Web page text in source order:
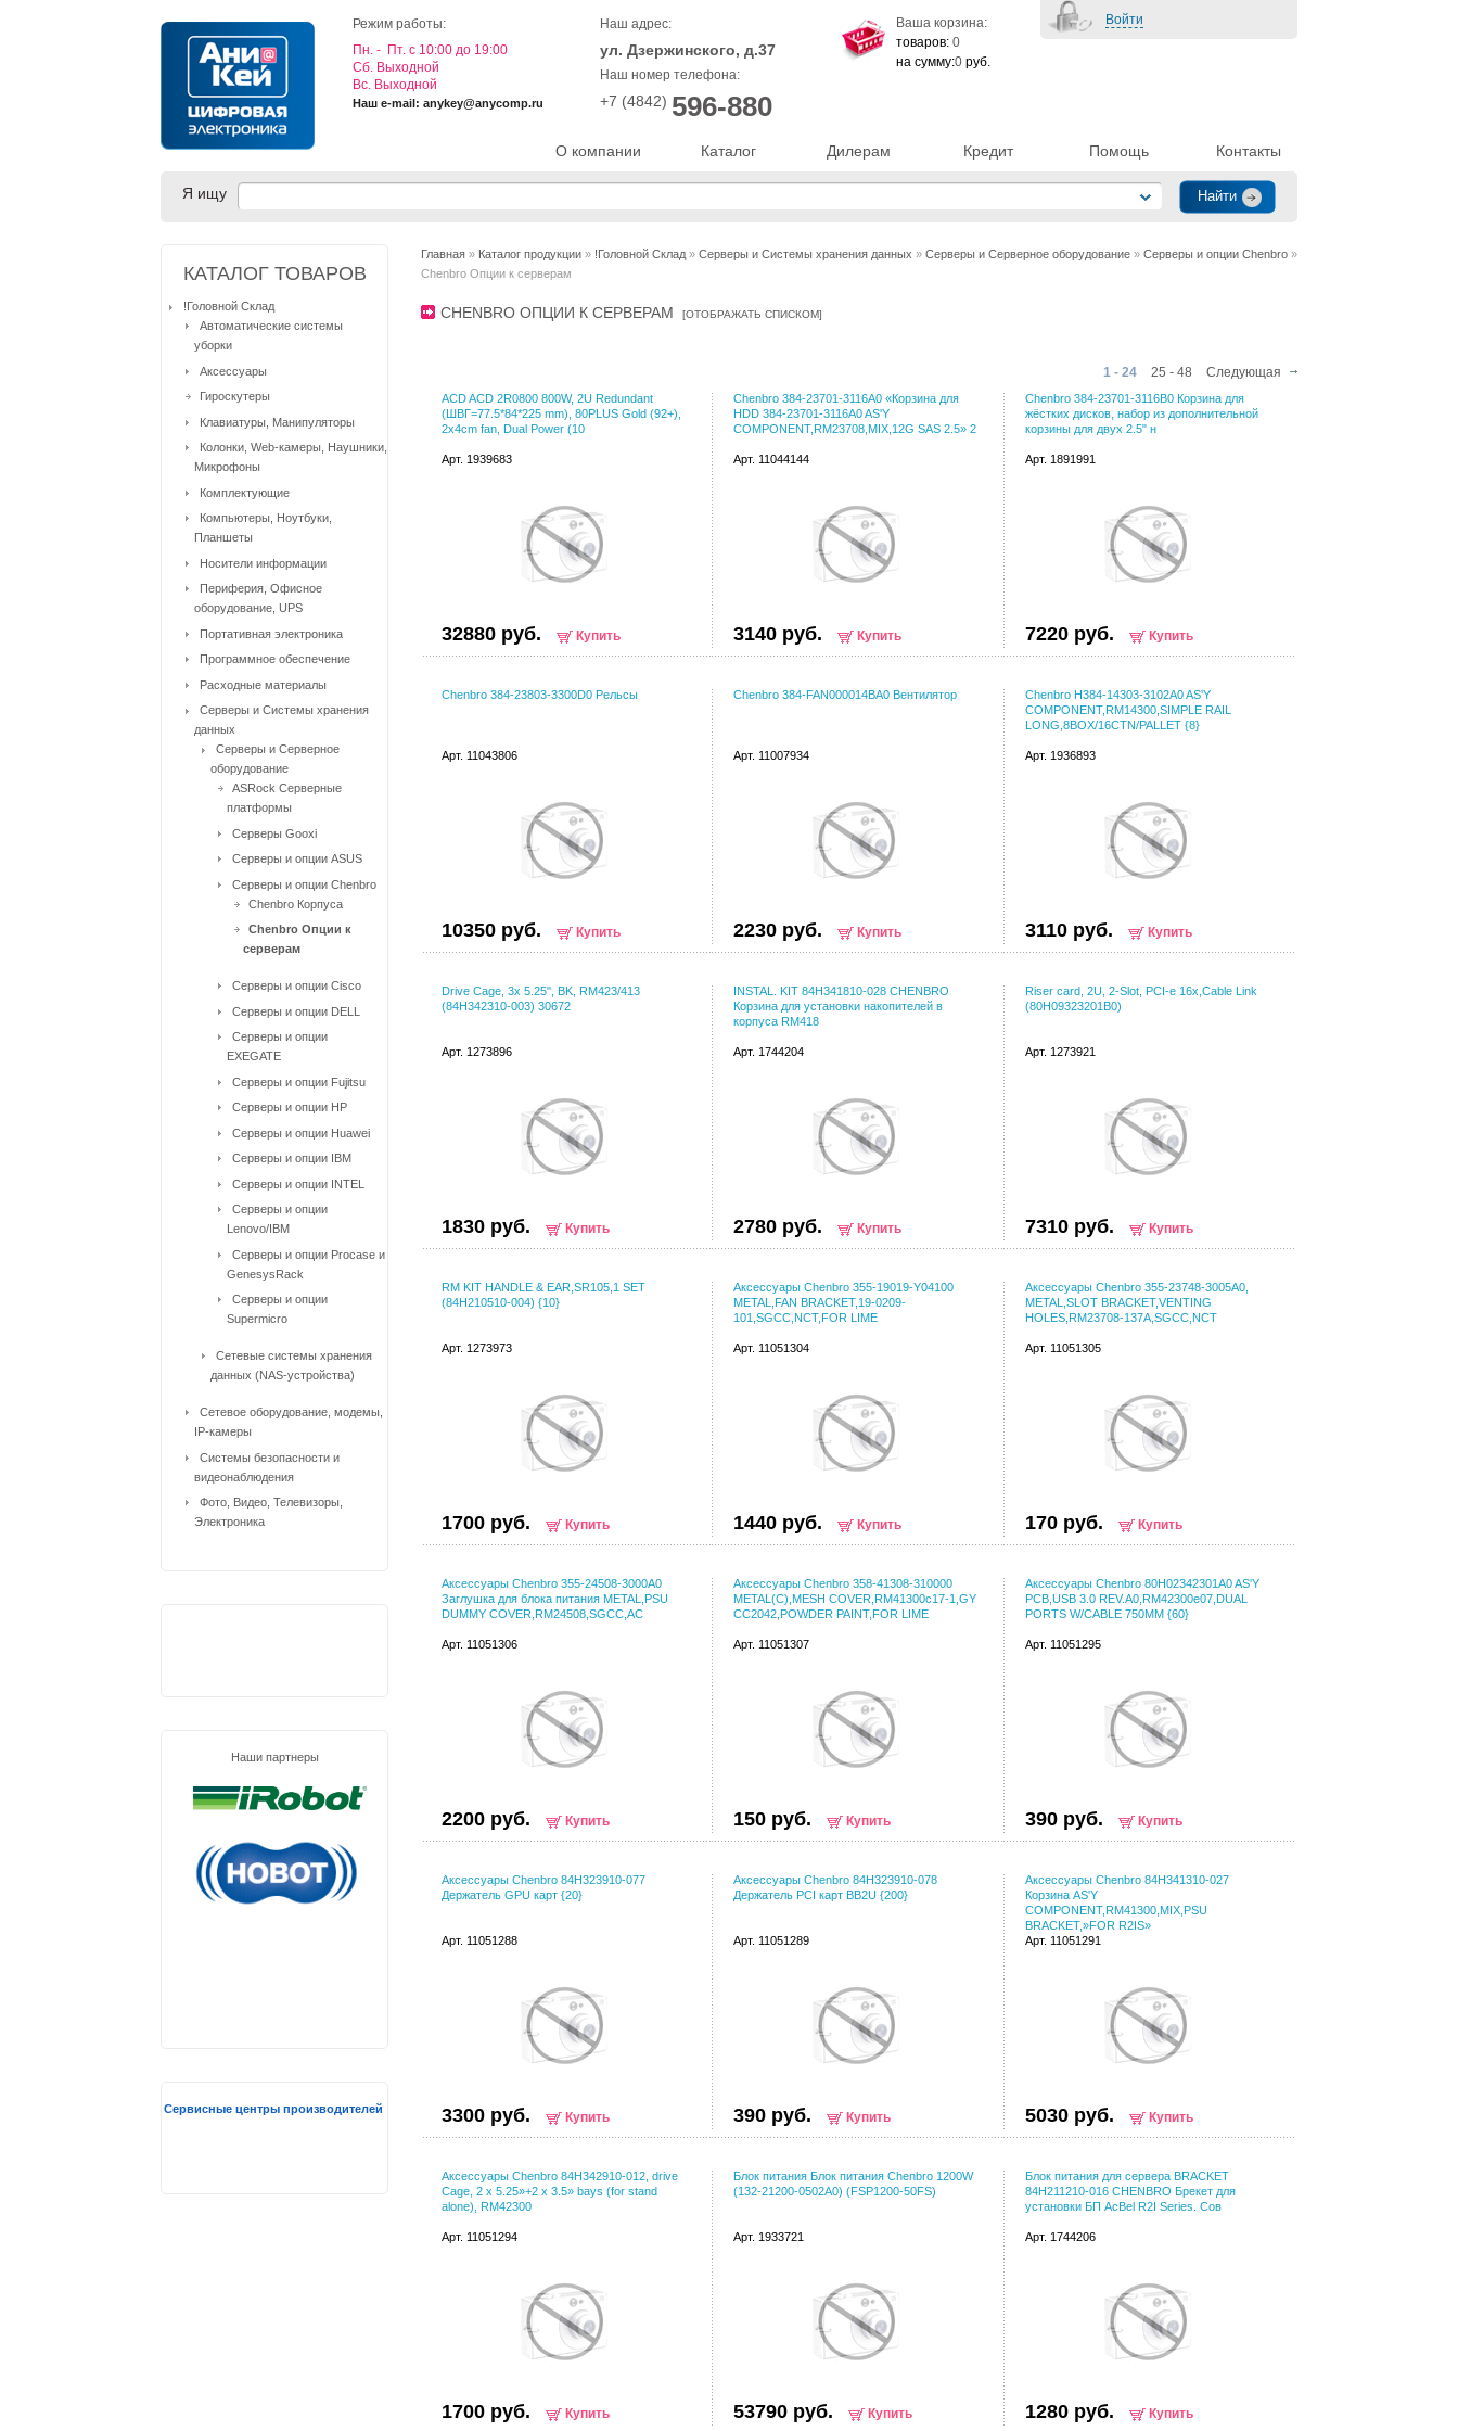
О компании Каталог Дилерам Кредит Помощь Контакты
Режим работы:
Пн. - Пт. с 10:00 до 19:00
Cб. Выходной
Вс. Выходной
Наш e-mail: anykey@anycomp.ru
Наш адрес:
ул. Дзержинского, д.37
Наш номер телефона:
+7 (4842) 596-880
Войти
Ваша корзина:
товаров: 0
на сумму:0 руб.
Я ищу
Главная » Каталог продукции » !Головной Склад » Серверы и Системы хранения данных » Серверы и Серверное оборудование » Серверы и опции Chenbro »
Chenbro Опции к серверам
CHENBRO ОПЦИИ К СЕРВЕРАМ [ОТОБРАЖАТЬ СПИСКОМ]
1 - 24 25 - 48 Следующая
ACD ACD 2R0800 800W, 2U Redundant
(ШВГ=77.5*84*225 mm), 80PLUS Gold (92+),
2x4cm fan, Dual Power (10
Арт. 1939683
32880 руб. Купить
Chenbro 384-23701-3116A0 «Корзина для
HDD 384-23701-3116A0 AS'Y
COMPONENT,RM23708,MIX,12G SAS 2.5» 2
Арт. 11044144
3140 руб. Купить
Chenbro 384-23701-3116B0 Корзина для
жёстких дисков, набор из дополнительной
корзины для двух 2.5" н
Арт. 1891991
7220 руб. Купить
Chenbro 384-23803-3300D0 Рельсы
Арт. 11043806
10350 руб. Купить
Chenbro 384-FAN000014BA0 Вентилятор
Арт. 11007934
2230 руб. Купить
Chenbro Н384-14303-3102A0 AS'Y
COMPONENT,RM14300,SIMPLE RAIL
LONG,8BOX/16CTN/PALLET {8}
Арт. 1936893
3110 руб. Купить
Drive Cage, 3x 5.25", BK, RM423/413
(84H342310-003) 30672
Арт. 1273896
1830 руб. Купить
INSTAL. KIT 84H341810-028 CHENBRO
Корзина для установки накопителей в
корпуса RM418
Арт. 1744204
2780 руб. Купить
Riser card, 2U, 2-Slot, PCI-e 16x,Cable Link
(80H09323201B0)
Арт. 1273921
7310 руб. Купить
RM KIT HANDLE & EAR,SR105,1 SET
(84H210510-004) {10}
Арт. 1273973
1700 руб. Купить
Аксессуары Chenbro 355-19019-Y04100
METAL,FAN BRACKET,19-0209-
101,SGCC,NCT,FOR LIME
Арт. 11051304
1440 руб. Купить
Аксессуары Chenbro 355-23748-3005A0,
METAL,SLOT BRACKET,VENTING
HOLES,RM23708-137A,SGCC,NCT
Арт. 11051305
170 руб. Купить
Аксессуары Chenbro 355-24508-3000A0
Заглушка для блока питания METAL,PSU
DUMMY COVER,RM24508,SGCC,AC
Арт. 11051306
2200 руб. Купить
Аксессуары Chenbro 358-41308-310000
METAL(C),MESH COVER,RM41300c17-1,GY
CC2042,POWDER PAINT,FOR LIME
Арт. 11051307
150 руб. Купить
Аксессуары Chenbro 80H02342301A0 AS'Y
PCB,USB 3.0 REV.A0,RM42300e07,DUAL
PORTS W/CABLE 750MM {60}
Арт. 11051295
390 руб. Купить
Аксессуары Chenbro 84H323910-077
Держатель GPU карт {20}
Арт. 11051288
3300 руб. Купить
Аксессуары Chenbro 84H323910-078
Держатель PCI карт BB2U {200}
Арт. 11051289
390 руб. Купить
Аксессуары Chenbro 84H341310-027
Корзина AS'Y
COMPONENT,RM41300,MIX,PSU
BRACKET,»FOR R2IS»
Арт. 11051291
5030 руб. Купить
Аксессуары Chenbro 84H342910-012, drive
Cage, 2 x 5.25»+2 x 3.5» bays (for stand
alone), RM42300
Арт. 11051294
1700 руб. Купить
Блок питания Блок питания Chenbro 1200W
(132-21200-0502A0) (FSP1200-50FS)
Арт. 1933721
53790 руб. Купить
Блок питания для сервера BRACKET
84H211210-016 CHENBRO Брекет для
установки БП AcBel R2I Series. Сов
Арт. 1744206
1280 руб. Купить
КАТАЛОГ ТОВАРОВ
!Головной Склад
Автоматические системы
уборки
Аксессуары
Гироскутеры
Клавиатуры, Манипуляторы
Колонки, Web-камеры, Наушники,
Микрофоны
Комплектующие
Компьютеры, Ноутбуки,
Планшеты
Носители информации
Периферия, Офисное
оборудование, UPS
Портативная электроника
Программное обеспечение
Расходные материалы
Серверы и Системы хранения
данных
Серверы и Серверное
оборудование
ASRock Серверные
платформы
Серверы Gooxi
Серверы и опции ASUS
Серверы и опции Chenbro
Chenbro Корпуса
Chenbro Опции к
серверам
Серверы и опции Cisco
Серверы и опции DELL
Серверы и опции
EXEGATE
Серверы и опции Fujitsu
Серверы и опции HP
Серверы и опции Huawei
Серверы и опции IBM
Серверы и опции INTEL
Серверы и опции
Lenovo/IBM
Серверы и опции Procase и
GenesysRack
Серверы и опции
Supermicro
Сетевые системы хранения
данных (NAS-устройства)
Сетевое оборудование, модемы,
IP-камеры
Системы безопасности и
видеонаблюдения
Фото, Видео, Телевизоры,
Электроника
Наши партнеры
Сервисные центры производителей